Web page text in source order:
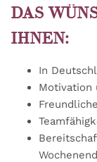
DAS
IHNEN:
In
Motivation